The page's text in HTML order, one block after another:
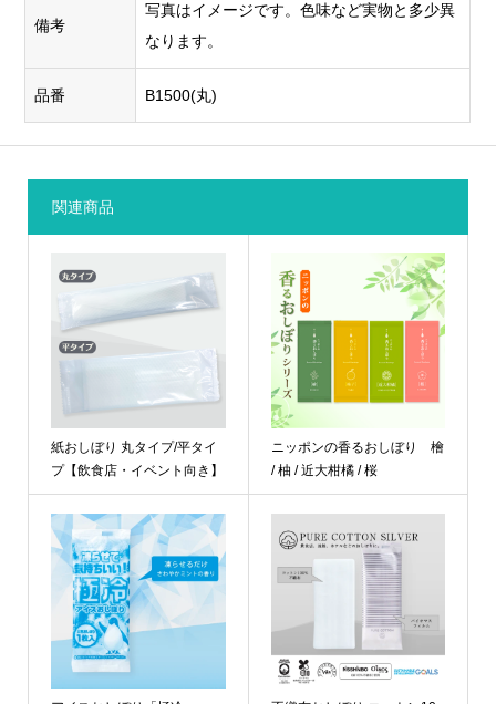
備考
写真はイメージです。色味など実物と多少異
なります。
品番 B1500(丸)
関連商品
紙おしぼり 丸タイプ/平タイ
プ【飲食店・イベント向き】
ニッポンの香るおしぼり 檜
/ 柚 / 近大柑橘 / 桜